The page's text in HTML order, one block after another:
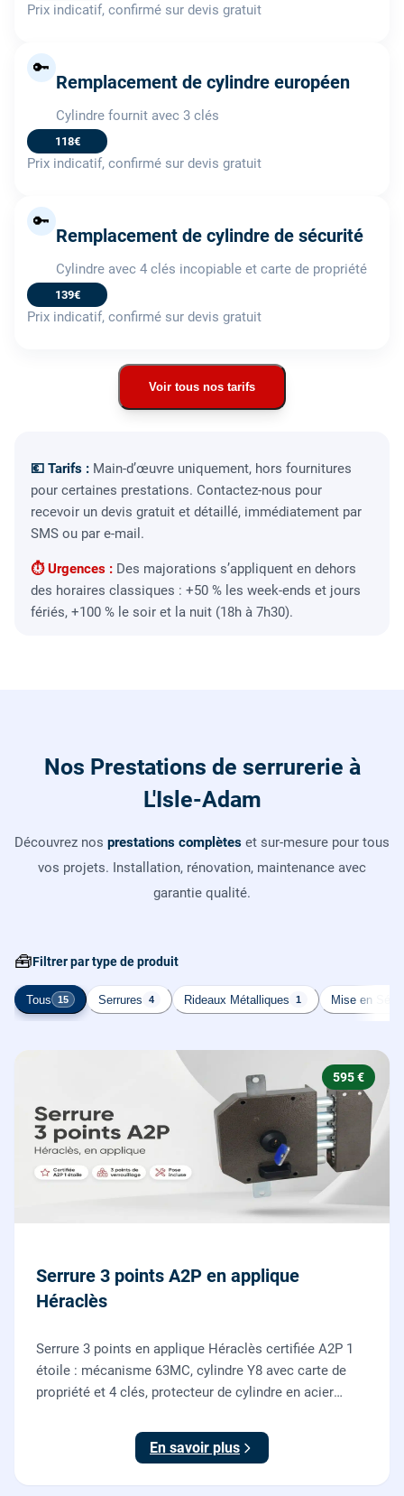
Prix indicatif, confirmé sur devis gratuit
🔑
Remplacement de cylindre européen
Cylindre fournit avec 3 clés
118€
Prix indicatif, confirmé sur devis gratuit
🔑
Remplacement de cylindre de sécurité
Cylindre avec 4 clés incopiable et carte de propriété
139€
Prix indicatif, confirmé sur devis gratuit
Voir tous nos tarifs
💶 Tarifs : Main-d’œuvre uniquement, hors fournitures
pour certaines prestations. Contactez-nous pour
recevoir un devis gratuit et détaillé, immédiatement par
SMS ou par e-mail.
⏱ Urgences : Des majorations s’appliquent en dehors
des horaires classiques : +50 % les week-ends et jours
fériés, +100 % le soir et la nuit (18h à 7h30).
Nos Prestations de serrurerie à
L'Isle-Adam
Découvrez nos prestations complètes et sur-mesure pour tous
vos projets. Installation, rénovation, maintenance avec
garantie qualité.
🧰Filtrer par type de produit
Tous 15 Serrures 4 Rideaux Métalliques 1 Mise en
595 €
Serrure 3 points A2P en applique
Héraclès
Serrure 3 points en applique Héraclès certifiée A2P 1
étoile : mécanisme 63MC, cylindre Y8 avec carte de
propriété et 4 clés, protecteur de cylindre en acier
renforcer une porte d'entrée existante.
En savoir plus